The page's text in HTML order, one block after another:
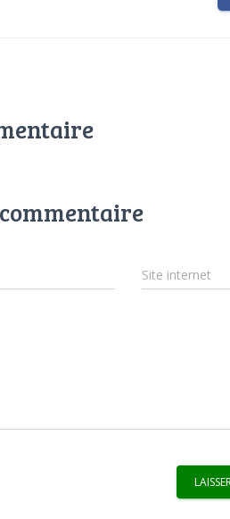
Site internet